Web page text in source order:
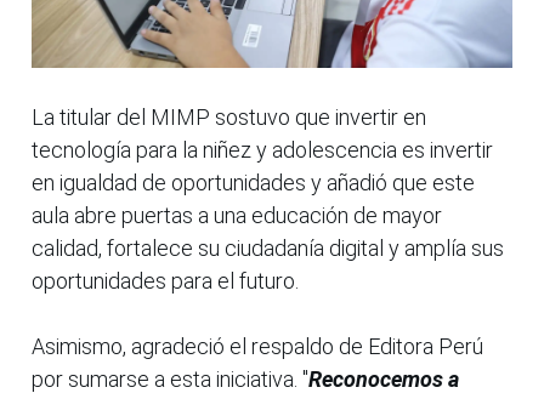
La titular del MIMP sostuvo que invertir en
tecnología para la niñez y adolescencia es invertir
en igualdad de oportunidades y añadió que este
aula abre puertas a una educación de mayor
calidad, fortalece su ciudadanía digital y amplía sus
oportunidades para el futuro.
Asimismo, agradeció el respaldo de Editora Perú
por sumarse a esta iniciativa. "Reconocemos a